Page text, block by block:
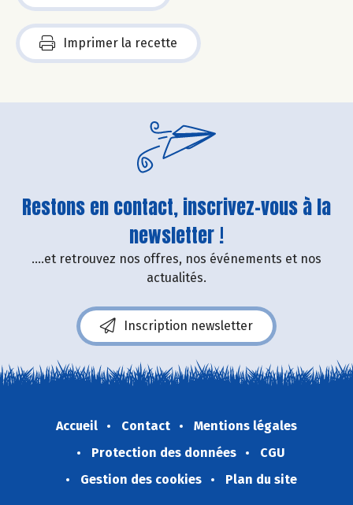
Imprimer la recette
Restons en contact, inscrivez-vous à la
newsletter !
....et retrouvez nos offres, nos événements et nos
actualités.
Inscription newsletter
Accueil Contact
Mentions légales
Protection des données
CGU
Gestion des cookies
Plan du site